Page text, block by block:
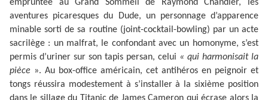
empruntée auGrand Sommeilde Raymond Chandler, les
aventures picaresques du Dude, un personnage d’apparence
minable sorti de sa routine (joint-cocktail-bowling) par un acte
sacrilège : un malfrat, le confondant avec un homonyme, s’est
permis d’uriner sur son tapis persan, celui « qui harmonisait la
pièce ». Au box-office américain, cet antihéros en peignoir et
tongs réussira modestement à s’installer à la sixième position